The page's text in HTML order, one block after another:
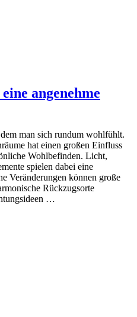
angenehme
man sich rundum wohlfühlt.
hat einen großen Einfluss
Wohlbefinden. Licht,
spielen dabei eine
Veränderungen können große
Rückzugsorte
…